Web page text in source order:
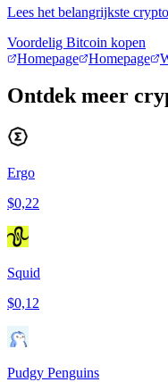
Lees het belangrijkste
Voordelig Bitcoin kopen
Homepage
Homepage
Ontdek meer
Ergo
$0,22
Squid
$0,12
Pudgy Penguins